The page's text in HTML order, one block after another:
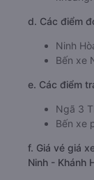
d. Các điểm
Ninh
Bến xe
e. Các điểm
Ngã 3
Bến xe
f. Giá vé giá
Ninh - Khánh